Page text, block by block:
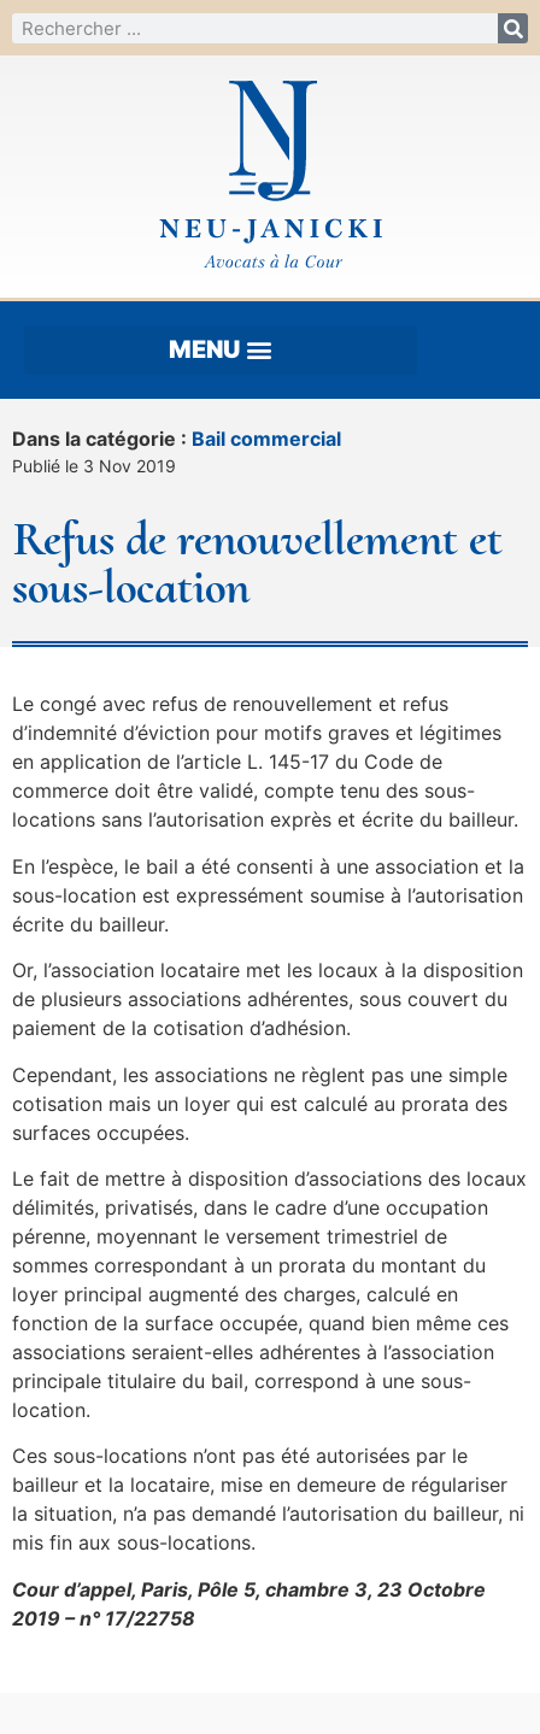
Dans la catégorie : Bail commercial
Publié le 3 Nov 2019
Refus de renouvellement et
sous-location
Le congé avec refus de renouvellement et refus
d’indemnité d’éviction pour motifs graves et légitimes
en application de l’article L. 145-17 du Code de
commerce doit être validé, compte tenu des sous-
locations sans l’autorisation exprès et écrite du bailleur.
En l’espèce, le bail a été consenti à une association et la
sous-location est expressément soumise à l’autorisation
écrite du bailleur.
Or, l’association locataire met les locaux à la disposition
de plusieurs associations adhérentes, sous couvert du
paiement de la cotisation d’adhésion.
Cependant, les associations ne règlent pas une simple
cotisation mais un loyer qui est calculé au prorata des
surfaces occupées.
Le fait de mettre à disposition d’associations des locaux
délimités, privatisés, dans le cadre d’une occupation
pérenne, moyennant le versement trimestriel de
sommes correspondant à un prorata du montant du
loyer principal augmenté des charges, calculé en
fonction de la surface occupée, quand bien même ces
associations seraient-elles adhérentes à l’association
principale titulaire du bail, correspond à une sous-
location.
Ces sous-locations n’ont pas été autorisées par le
bailleur et la locataire, mise en demeure de régulariser
la situation, n’a pas demandé l’autorisation du bailleur, ni
mis fin aux sous-locations.
Cour d’appel, Paris, Pôle 5, chambre 3, 23 Octobre
2019 – n° 17/22758